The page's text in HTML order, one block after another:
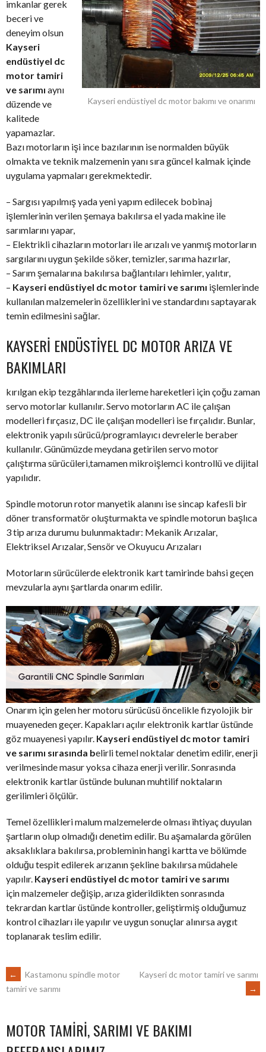
Kayseri endüstiyel dc motor bakımı ve onarımı
imkanlar gerek
beceri ve
deneyim olsun
Kayseri
endüstiyel dc
motor tamiri
ve sarımı aynı
düzende ve
kalitede
yapamazlar.
Bazı motorların işi ince bazılarının ise normalden büyük
olmakta ve teknik malzemenin yanı sıra güncel kalmak içinde
uygulama yapmaları gerekmektedir.
– Sargısı yapılmış yada yeni yapım edilecek bobinaj
işlemlerinin verilen şemaya bakılırsa el yada makine ile
sarımlarını yapar,
– Elektrikli cihazların motorları ile arızalı ve yanmış motorların
sargılarını uygun şekilde söker, temizler, sarıma hazırlar,
– Sarım şemalarına bakılırsa bağlantıları lehimler, yalıtır,
– Kayseri endüstiyel dc motor tamiri ve sarımı işlemlerinde
kullanılan malzemelerin özelliklerini ve standardını saptayarak
temin edilmesini sağlar.
KAYSERI ENDÜSTIYEL DC MOTOR ARIZA VE
BAKIMLARI
kırılgan ekip tezgâhlarında ilerleme hareketleri için çoğu zaman
servo motorlar kullanılır. Servo motorların AC ile çalışan
modelleri fırçasız, DC ile çalışan modelleri ise fırçalıdır. Bunlar,
elektronik yapılı sürücü/programlayıcı devrelerle beraber
kullanılır. Günümüzde meydana getirilen servo motor
çalıştırma sürücüleri,tamamen mikroişlemci kontrollü ve dijital
yapılıdır.
Spindle motorun rotor manyetik alanını ise sincap kafesli bir
döner transformatör oluşturmakta ve spindle motorun başlıca
3 tip arıza durumu bulunmaktadır: Mekanik Arızalar,
Elektriksel Arızalar, Sensör ve Okuyucu Arızaları
Motorların sürücülerde elektronik kart tamirinde bahsi geçen
mevzularla aynı şartlarda onarım edilir.
Onarım için gelen her motoru sürücüsü öncelikle fizyolojik bir
muayeneden geçer. Kapakları açılır elektronik kartlar üstünde
göz muayenesi yapılır. Kayseri endüstiyel dc motor tamiri
ve sarımı sırasında belirli temel noktalar denetim edilir, enerji
verilmesinde masur yoksa cihaza enerji verilir. Sonrasında
elektronik kartlar üstünde bulunan muhtilif noktaların
gerilimleri ölçülür.
Temel özellikleri malum malzemelerde olması ihtiyaç duyulan
şartların olup olmadığı denetim edilir. Bu aşamalarda görülen
aksaklıklara bakılırsa, probleminin hangi kartta ve bölümde
olduğu tespit edilerek arızanın şekline bakılırsa müdahele
yapılır. Kayseri endüstiyel dc motor tamiri ve sarımı
için malzemeler değişip, arıza giderildikten sonrasında
tekrardan kartlar üstünde kontroller, geliştirmiş olduğumuz
kontrol cihazları ile yapılır ve uygun sonuçlar alınırsa aygıt
toplanarak teslim edilir.
POST
NAVIGATION
←
Kastamonu spindle motor
tamiri ve sarımı
Kayseri dc motor tamiri ve sarımı
→
MOTOR TAMIRI, SARIMI VE BAKIMI